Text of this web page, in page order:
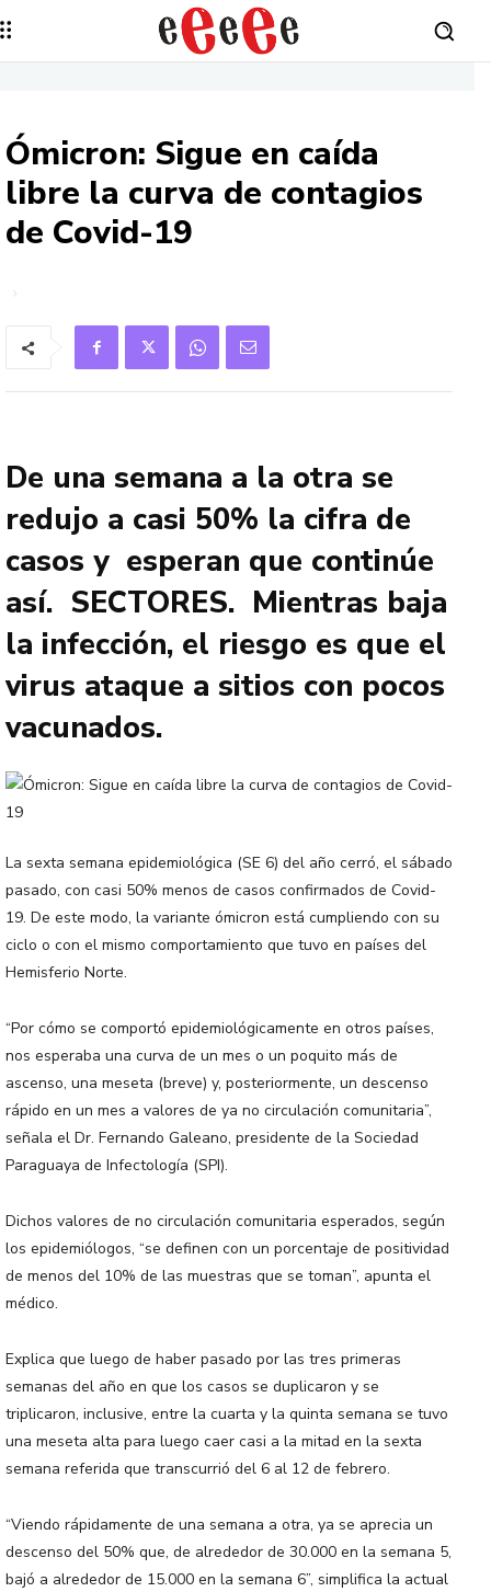
Ómicron: Sigue en caída
libre la curva de contagios
de Covid-19
De una semana a la otra se
redujo a casi 50% la cifra de
casos y esperan que continúe
así. SECTORES. Mientras baja
la infección, el riesgo es que el
virus ataque a sitios con pocos
vacunados.
La sexta semana epidemiológica (SE 6) del año cerró, el sábado
pasado, con casi 50% menos de casos confirmados de Covid-
19. De este modo, la variante ómicron está cumpliendo con su
ciclo o con el mismo comportamiento que tuvo en países del
Hemisferio Norte.
“Por cómo se comportó epidemiológicamente en otros países,
nos esperaba una curva de un mes o un poquito más de
ascenso, una meseta (breve) y, posteriormente, un descenso
rápido en un mes a valores de ya no circulación comunitaria”,
señala el Dr. Fernando Galeano, presidente de la Sociedad
Paraguaya de Infectología (SPI).
Dichos valores de no circulación comunitaria esperados, según
los epidemiólogos, “se definen con un porcentaje de positividad
de menos del 10% de las muestras que se toman”, apunta el
médico.
Explica que luego de haber pasado por las tres primeras
semanas del año en que los casos se duplicaron y se
triplicaron, inclusive, entre la cuarta y la quinta semana se tuvo
una meseta alta para luego caer casi a la mitad en la sexta
semana referida que transcurrió del 6 al 12 de febrero.
“Viendo rápidamente de una semana a otra, ya se aprecia un
descenso del 50% que, de alrededor de 30.000 en la semana 5,
bajó a alrededor de 15.000 en la semana 6”, simplifica la actual